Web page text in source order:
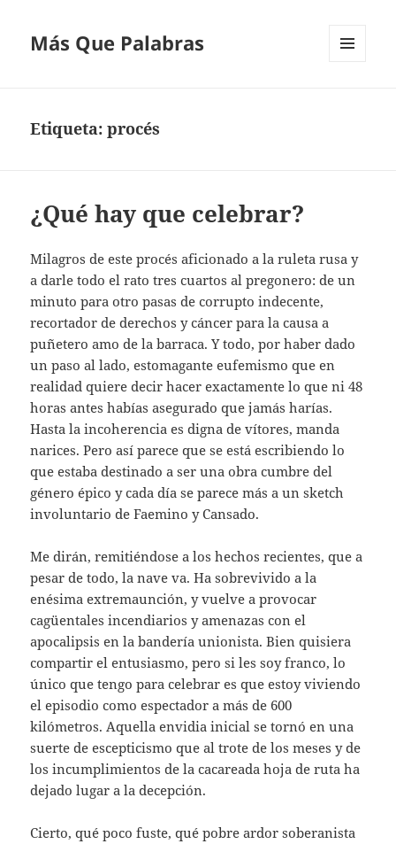
Más Que Palabras
Etiqueta:procés
¿Qué hay que celebrar?
Milagros de este procés aficionado a la ruleta rusa y
a darle todo el rato tres cuartos al pregonero: de un
minuto para otro pasas de corrupto indecente,
recortador de derechos y cáncer para la causa a
puñetero amo de la barraca. Y todo, por haber dado
un paso al lado, estomagante eufemismo que en
realidad quiere decir hacer exactamente lo que ni 48
horas antes habías asegurado que jamás harías.
Hasta la incoherencia es digna de vítores, manda
narices. Pero así parece que se está escribiendo lo
que estaba destinado a ser una obra cumbre del
género épico y cada día se parece más a un sketch
involuntario de Faemino y Cansado.
Me dirán, remitiéndose a los hechos recientes, que a
pesar de todo, la nave va. Ha sobrevivido a la
enésima extremaunción, y vuelve a provocar
cagüentales incendiarios y amenazas con el
apocalipsis en la bandería unionista. Bien quisiera
compartir el entusiasmo, pero si les soy franco, lo
único que tengo para celebrar es que estoy viviendo
el episodio como espectador a más de 600
kilómetros. Aquella envidia inicial se tornó en una
suerte de escepticismo que al trote de los meses y de
los incumplimientos de la cacareada hoja de ruta ha
dejado lugar a la decepción.
Cierto, qué poco fuste, qué pobre ardor soberanista